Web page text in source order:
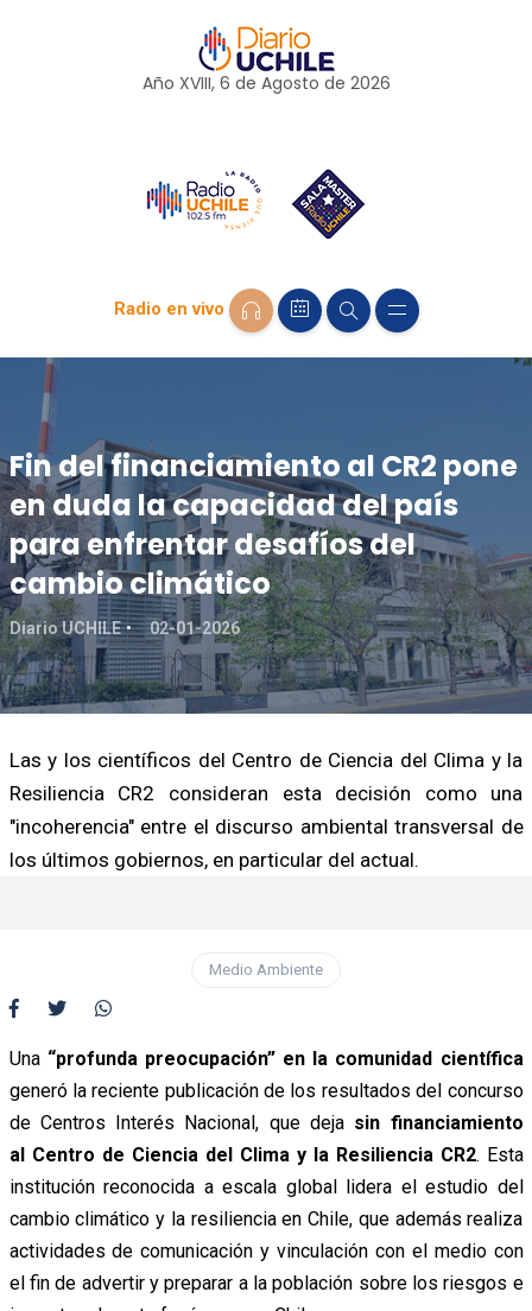
Año XVIII, 6 de Agosto de 2026
Radio en vivo
Fin del financiamiento al CR2 pone
en duda la capacidad del país
para enfrentar desafíos del
cambio climático
Diario UCHILE 02-01-2026
Las y los científicos del Centro de Ciencia del Clima y la
Resiliencia CR2 consideran esta decisión como una
"incoherencia" entre el discurso ambiental transversal de
los últimos gobiernos, en particular del actual.
Medio Ambiente
Una “profunda preocupación” en la comunidad científica
generó la reciente publicación de los resultados del concurso
de Centros Interés Nacional, que deja sin financiamiento
al Centro de Ciencia del Clima y la Resiliencia CR2. Esta
institución reconocida a escala global lidera el estudio del
cambio climático y la resiliencia en Chile, que además realiza
actividades de comunicación y vinculación con el medio con
el fin de advertir y preparar a la población sobre los riesgos e